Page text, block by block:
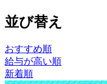
並び替え
おすすめ順
給与が高い順
新着順